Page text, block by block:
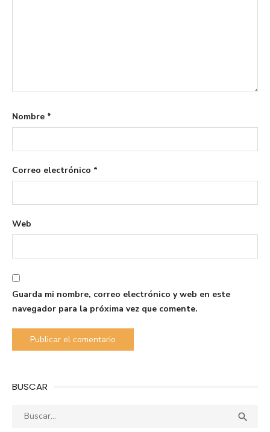
Nombre *
Correo electrónico *
Web
Guarda mi nombre, correo electrónico y web en este
navegador para la próxima vez que comente.
BUSCAR
Buscar: 